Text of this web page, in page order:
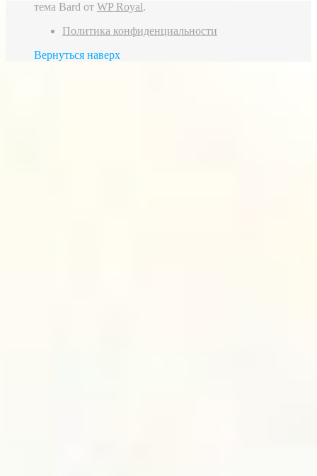
тема Bard от WP Royal.
Политика конфиденциальности
Вернуться наверх